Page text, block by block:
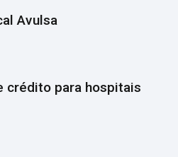
Avulsa
crédito para hospitais